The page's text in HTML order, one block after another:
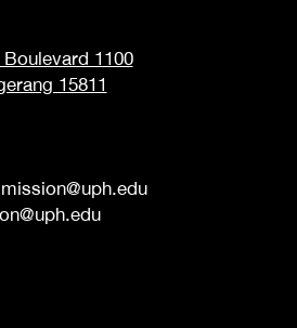
1100
15811